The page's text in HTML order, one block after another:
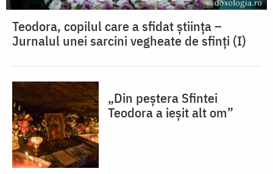
Teodora, copilul care a sfidat știința –
Jurnalul unei sarcini vegheate de sfinți (I)
„Din peștera Sfintei
Teodora a ieșit alt om”